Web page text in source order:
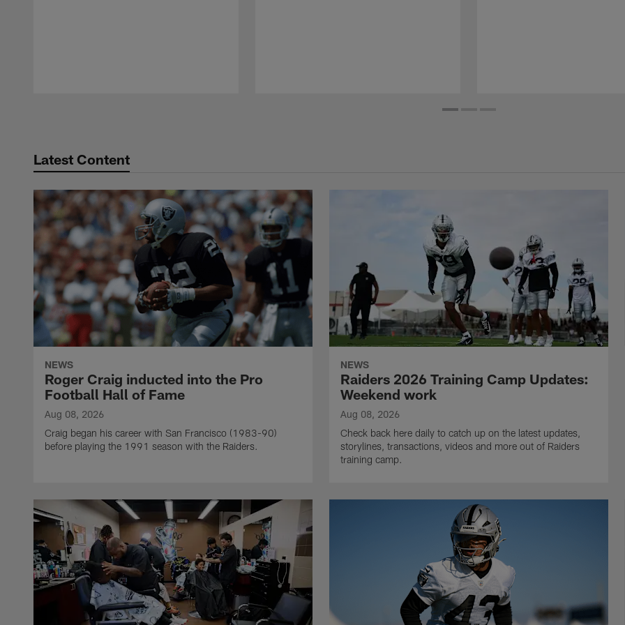
Latest Content
NEWS
Roger Craig inducted into the Pro
Football Hall of Fame
Aug 08, 2026
Craig began his career with San Francisco (1983-90)
before playing the 1991 season with the Raiders.
NEWS
Raiders 2026 Training Camp Updates:
Weekend work
Aug 08, 2026
Check back here daily to catch up on the latest updates,
storylines, transactions, videos and more out of Raiders
training camp.